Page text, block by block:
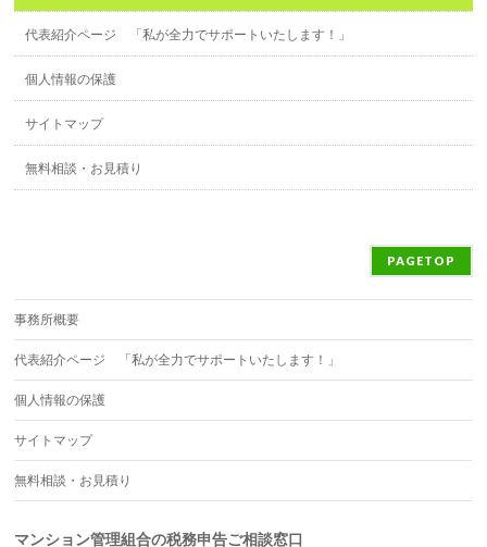
代表紹介ページ 「私が全力でサポートいたします！」
個人情報の保護
サイトマップ
無料相談・お見積り
PAGETOP
事務所概要
代表紹介ページ 「私が全力でサポートいたします！」
個人情報の保護
サイトマップ
無料相談・お見積り
マンション管理組合の税務申告ご相談窓口